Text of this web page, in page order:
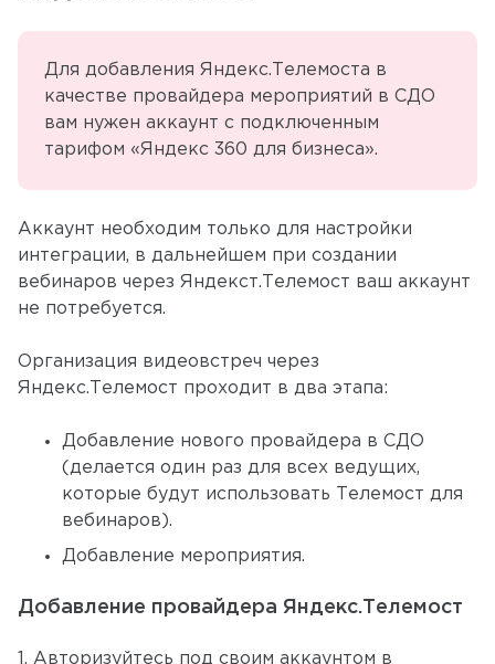
Для добавления Яндекс.Телемоста в
качестве провайдера мероприятий в СДО
вам нужен аккаунт с подключенным
тарифом «Яндекс 360 для бизнеса».
Аккаунт необходим только для настройки
интеграции, в дальнейшем при создании
вебинаров через Яндекст.Телемост ваш аккаунт
не потребуется.
Организация видеовстреч через
Яндекс.Телемост проходит в два этапа:
Добавление нового провайдера в СДО
(делается один раз для всех ведущих,
которые будут использовать Телемост для
вебинаров).
Добавление мероприятия.
Добавление провайдера Яндекс.Телемост
1. Авторизуйтесь под своим аккаунтом в